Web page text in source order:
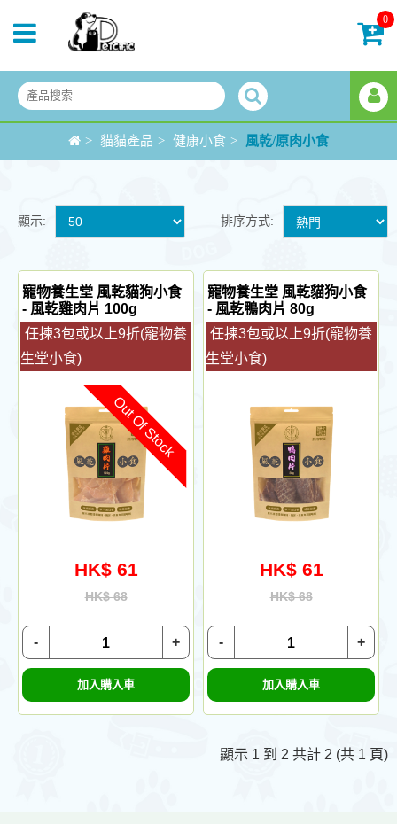
0
> 貓貓產品 > 健康小食 > 風乾/原肉小食
排序方式:
顯示:
寵物養生堂 風乾貓狗小食
- 風乾雞肉片 100g
任揀3包或以上9折(寵物養
生堂小食)
Out Of Stock
HK$ 61
HK$ 68
+
-
加入購入車
寵物養生堂 風乾貓狗小食
- 風乾鴨肉片 80g
任揀3包或以上9折(寵物養
生堂小食)
HK$ 61
HK$ 68
+
-
加入購入車
顯示 1 到 2 共計 2 (共 1 頁)